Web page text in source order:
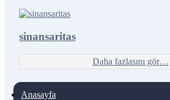
sinansaritas
Daha fazlasını gör…
Anasayfa